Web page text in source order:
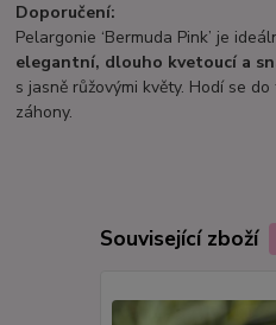
Doporučení:
Pelargonie ‘Bermuda Pink’ je
elegantní, dlouho kvetoucí a
s jasně růžovými květy. Hodí se
záhony.
Související zboží